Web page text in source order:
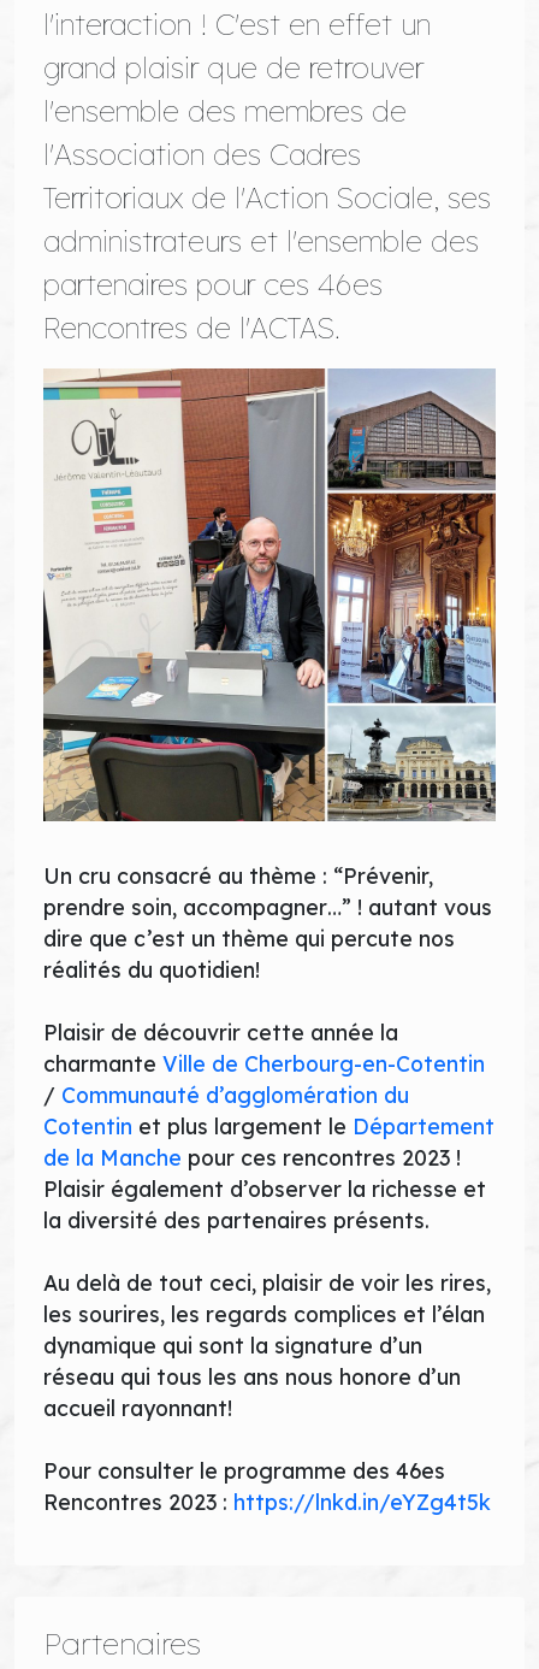
l'interaction ! C'est en effet un
grand plaisir que de retrouver
l'ensemble des membres de
l'Association des Cadres
Territoriaux de l'Action Sociale, ses
administrateurs et l'ensemble des
partenaires pour ces 46es
Rencontres de l'ACTAS.
Un cru consacré au thème : “Prévenir,
prendre soin, accompagner…” ! autant vous
dire que c’est un thème qui percute nos
réalités du quotidien!
Plaisir de découvrir cette année la
charmante Ville de Cherbourg-en-Cotentin
/ Communauté d’agglomération du
Cotentin et plus largement le Département
de la Manche pour ces rencontres 2023 !
Plaisir également d’observer la richesse et
la diversité des partenaires présents.
Au delà de tout ceci, plaisir de voir les rires,
les sourires, les regards complices et l’élan
dynamique qui sont la signature d’un
réseau qui tous les ans nous honore d’un
accueil rayonnant!
Pour consulter le programme des 46es
Rencontres 2023 : https://lnkd.in/eYZg4t5k
Partenaires